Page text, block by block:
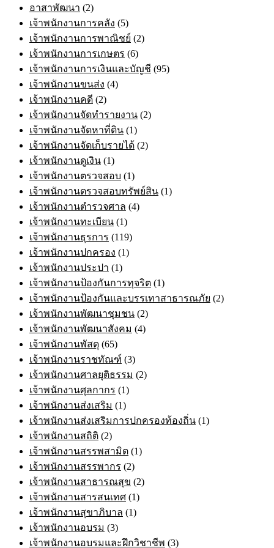
อาสาพัฒนา (2)
เจ้าพนักงานการคลัง (5)
เจ้าพนักงานการพาณิชย์ (2)
เจ้าพนักงานการเกษตร (6)
เจ้าพนักงานการเงินและบัญชี (95)
เจ้าพนักงานขนส่ง (4)
เจ้าพนักงานคดี (2)
เจ้าพนักงานจัดทำรายงาน (2)
เจ้าพนักงานจัดหาที่ดิน (1)
เจ้าพนักงานจัดเก็บรายได้ (2)
เจ้าพนักงานดูเงิน (1)
เจ้าพนักงานตรวจสอบ (1)
เจ้าพนักงานตรวจสอบทรัพย์สิน (1)
เจ้าพนักงานตำรวจศาล (4)
เจ้าพนักงานทะเบียน (1)
เจ้าพนักงานธุรการ (119)
เจ้าพนักงานปกครอง (1)
เจ้าพนักงานประปา (1)
เจ้าพนักงานป้องกันการทุจริต (1)
เจ้าพนักงานป้องกันและบรรเทาสาธารณภัย (2)
เจ้าพนักงานพัฒนาชุมชน (2)
เจ้าพนักงานพัฒนาสังคม (4)
เจ้าพนักงานพัสดุ (65)
เจ้าพนักงานราชทัณฑ์ (3)
เจ้าพนักงานศาลยุติธรรม (2)
เจ้าพนักงานศุลกากร (1)
เจ้าพนักงานส่งเสริม (1)
เจ้าพนักงานส่งเสริมการปกครองท้องถิ่น (1)
เจ้าพนักงานสถิติ (2)
เจ้าพนักงานสรรพสามิต (1)
เจ้าพนักงานสรรพากร (2)
เจ้าพนักงานสาธารณสุข (2)
เจ้าพนักงานสารสนเทศ (1)
เจ้าพนักงานสุขาภิบาล (1)
เจ้าพนักงานอบรม (3)
เจ้าพนักงานอบรมและฝึกวิชาชีพ (3)